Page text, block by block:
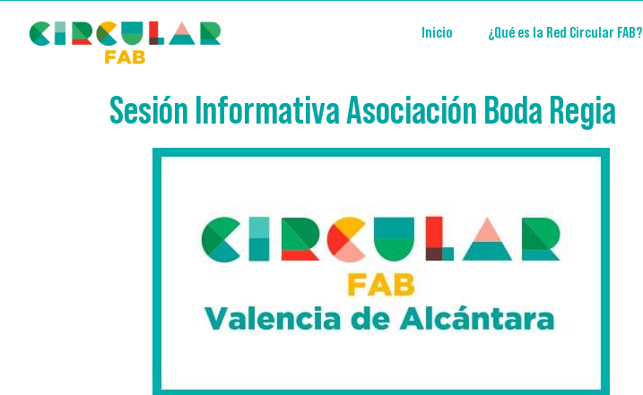
Inicio ¿Qué es la Red Circular FAB?
Sesión Informativa Asociación Boda Regia